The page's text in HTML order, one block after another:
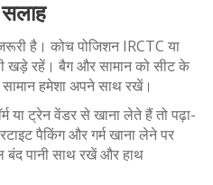
सलाह
है। कोच पोजिशन IRCTC या
खड़े रहें। बैग और सामान को सीट के
हमेशा अपने साथ रखें।
या ट्रेन वेंडर से खाना लेते हैं तो पढ़ा-
पैकिंग और गर्म खाना लेने पर
बंद पानी साथ रखें और हाथ